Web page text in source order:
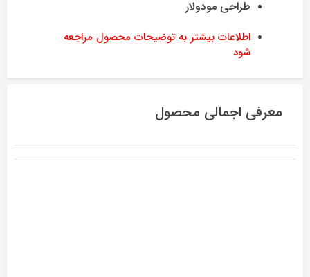
طراحی مودولار
اطلاعات بیشتر به توضیحات محصول مراجعه
شود
معرفی اجمالی محصول